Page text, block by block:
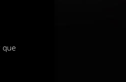
que